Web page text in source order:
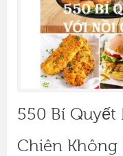
550 Bí Quyết
Chiên Không